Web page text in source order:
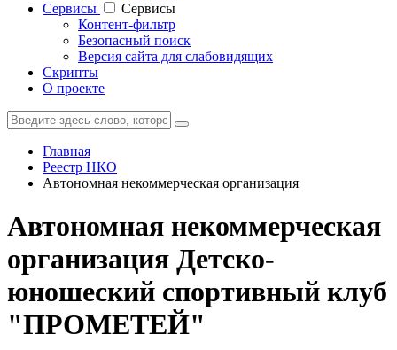
Cервисы
Cервисы
Контент-фильтр
Безопасный поиск
Версия сайта для слабовидящих
Скрипты
О проекте
Главная
Реестр НКО
Автономная некоммерческая организация
Автономная некоммерческая
организация Детско-
юношеский спортивный клуб
"ПРОМЕТЕЙ"